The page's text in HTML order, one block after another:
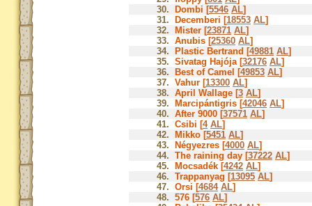
30.
Dombi [5546 AL]
31.
Decemberi [18553 AL]
32.
Mister [23871 AL]
33. Anubis [25360 AL]
34.
Plastic Bertrand [49881 AL]
35. Sivatag Hajója [32176 AL]
36.
Best of Camel [49853 AL]
37. Vahur [13300 AL]
38. April Wallage [3 AL]
39.
Marcipántigris [42046 AL]
40. After 9000 [37571 AL]
41. Csibi [4 AL]
42.
Mikko [5451 AL]
43.
Négyezres [4000 AL]
44. The raining day [37222 AL]
45.
Mocsadék [4242 AL]
46. Trappanyag [13095 AL]
47. Orsi [4684 AL]
48. 576 [576 AL]